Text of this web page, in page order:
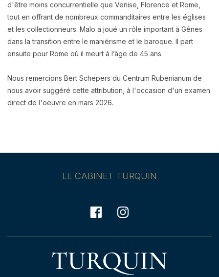
d'être moins concurrentielle que Venise, Florence et Rome,
tout en offrant de nombreux commanditaires entre les églises
et les collectionneurs. Malo a joué un rôle important à Gênes
dans la transition entre le maniérisme et le baroque. Il part
ensuite pour Rome où il meurt à l’âge de 45 ans.
Nous remercions Bert Schepers du Centrum Rubenianum de
nous avoir suggéré cette attribution, à l'occasion d'un examen
direct de l'oeuvre en mars 2026.
LE CABINET TURQUIN